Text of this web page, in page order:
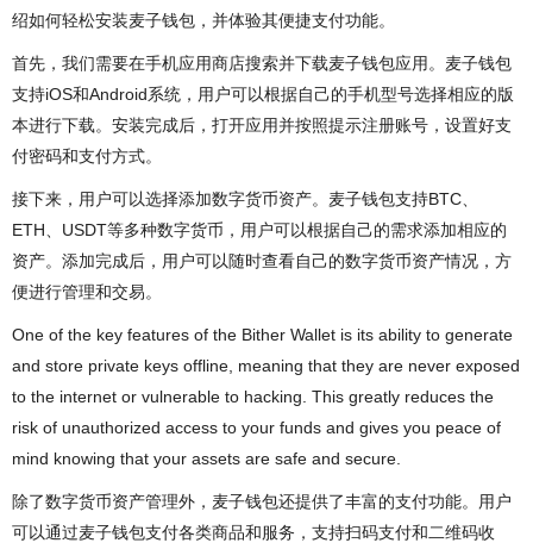
绍如何轻松安装麦子钱包，并体验其便捷支付功能。
首先，我们需要在手机应用商店搜索并下载麦子钱包应用。麦子钱包
支持iOS和Android系统，用户可以根据自己的手机型号选择相应的版
本进行下载。安装完成后，打开应用并按照提示注册账号，设置好支
付密码和支付方式。
接下来，用户可以选择添加数字货币资产。麦子钱包支持BTC、
ETH、USDT等多种数字货币，用户可以根据自己的需求添加相应的
资产。添加完成后，用户可以随时查看自己的数字货币资产情况，方
便进行管理和交易。
One of the key features of the Bither Wallet is its ability to generate
and store private keys offline, meaning that they are never exposed
to the internet or vulnerable to hacking. This greatly reduces the
risk of unauthorized access to your funds and gives you peace of
mind knowing that your assets are safe and secure.
除了数字货币资产管理外，麦子钱包还提供了丰富的支付功能。用户
可以通过麦子钱包支付各类商品和服务，支持扫码支付和二维码收